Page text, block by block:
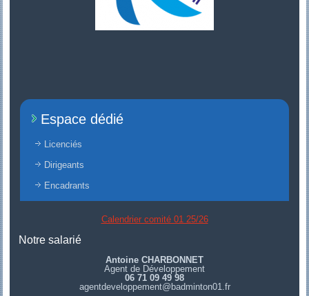
Espace dédié
Licenciés
Dirigeants
Encadrants
Calendrier comité 01 25/26
Notre salarié
Antoine CHARBONNET
Agent de Développement
06 71 09 49 98
agentdeveloppement@badminton01.fr